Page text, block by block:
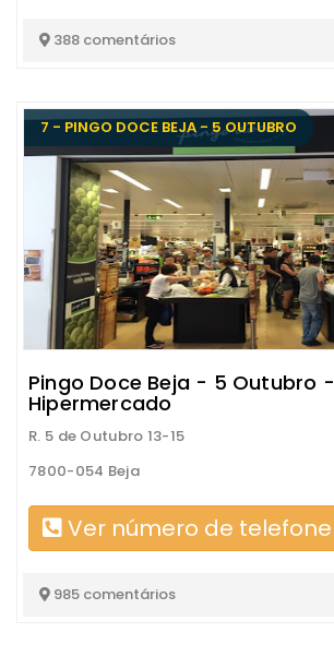
388 comentários
7 - PINGO DOCE BEJA - 5 OUTUBRO
Pingo Doce Beja - 5 Outubro -
Hipermercado
R. 5 de Outubro 13-15
7800-054 Beja
Ver número de telefone
985 comentários